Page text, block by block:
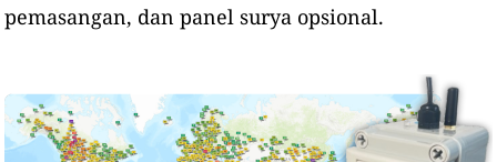
pemasangan, dan panel surya opsional.